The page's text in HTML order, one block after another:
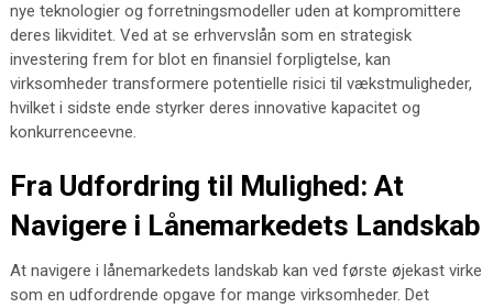
nye teknologier og forretningsmodeller uden at kompromittere
deres likviditet. Ved at se erhvervslån som en strategisk
investering frem for blot en finansiel forpligtelse, kan
virksomheder transformere potentielle risici til vækstmuligheder,
hvilket i sidste ende styrker deres innovative kapacitet og
konkurrenceevne.
Fra Udfordring til Mulighed: At
Navigere i Lånemarkedets Landskab
At navigere i lånemarkedets landskab kan ved første øjekast virke
som en udfordrende opgave for mange virksomheder. Det